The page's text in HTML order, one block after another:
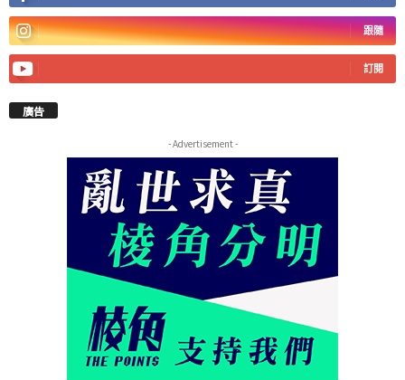
跟隨
訂閱
廣告
- Advertisement -